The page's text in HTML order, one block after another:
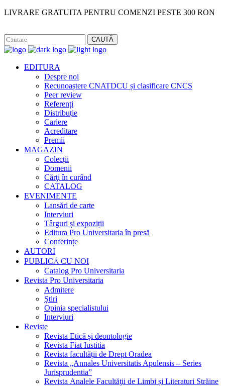
LIVRARE GRATUITA PENTRU COMENZI PESTE 300 RON
CAUTĂ
EDITURA
Despre noi
Recunoaștere CNATDCU și clasificare CNCS
Peer review
Referenți
Distribuție
Cariere
Acreditare
Premii
MAGAZIN
Colecții
Domenii
Cărţi în curând
CATALOG
EVENIMENTE
Lansări de carte
Interviuri
Târguri și expoziții
Editura Pro Universitaria în presă
Conferințe
AUTORI
PUBLICĂ CU NOI
Catalog Pro Universitaria
Revista Pro Universitaria
Admitere
Știri
Opinia specialistului
Interviuri
Reviste
Revista Etică și deontologie
Revista Fiat Iustitia
Revista facultății de Drept Oradea
Revista „Annales Universitatis Apulensis – Series
Jurisprudentia”
Revista Analele Facultăţii de Limbi și Literaturi Străine